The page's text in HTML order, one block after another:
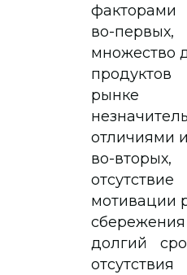
во-первых,
множество
отличиями
во-вторых,
отсутствие
мотивации
долгий